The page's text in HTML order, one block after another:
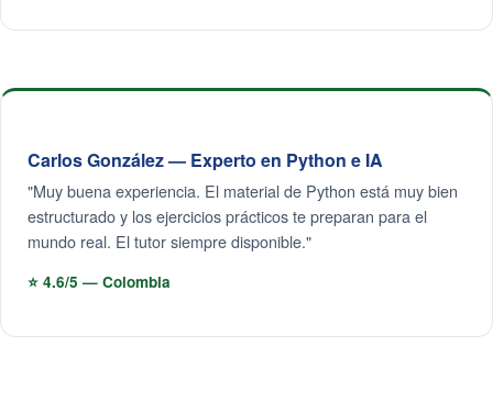
Carlos González — Experto en Python e IA
"Muy buena experiencia. El material de Python está muy bien
estructurado y los ejercicios prácticos te preparan para el
mundo real. El tutor siempre disponible."
⭐ 4.6/5 — Colombia